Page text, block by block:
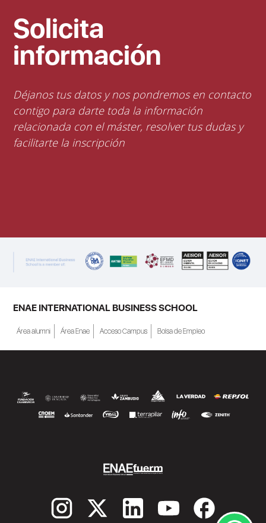
Solicita
información
Déjanos tus datos y nos pondremos en contacto
contigo para darte toda la información
relacionada con el máster, resolver tus dudas y
facilitarte la inscripción
ENAE INTERNATIONAL BUSINESS SCHOOL
Área alumni Área Enae Acceso Campus Bolsa de Empleo